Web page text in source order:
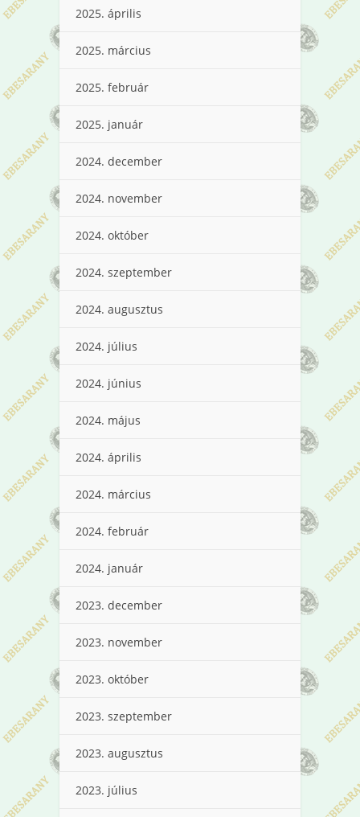
2025. április
2025. március
2025. február
2025. január
2024. december
2024. november
2024. október
2024. szeptember
2024. augusztus
2024. július
2024. június
2024. május
2024. április
2024. március
2024. február
2024. január
2023. december
2023. november
2023. október
2023. szeptember
2023. augusztus
2023. július